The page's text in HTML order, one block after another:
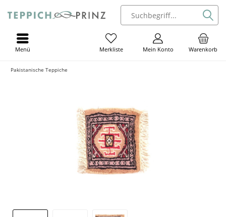
Warenkorb
Mein Konto
Merkliste
Menü
Pakistanische Teppiche